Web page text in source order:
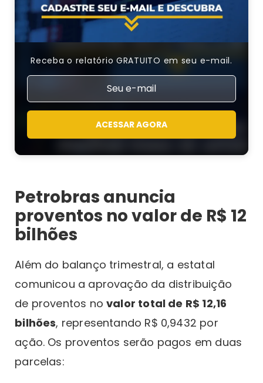
Receba o relatório GRATUITO em seu e-mail.
ACESSAR AGORA
Petrobras anuncia
proventos no valor de R$ 12
bilhões
Além do balanço trimestral, a estatal
comunicou a aprovação da distribuição
de proventos novalor total de R$ 12,16
bilhões, representando R$ 0,9432 por
ação. Os proventos serão pagos em duas
parcelas: